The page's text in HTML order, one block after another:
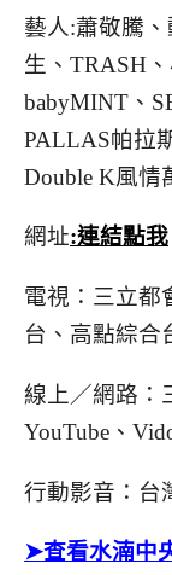
藝人:蕭敬騰
生、TRASH
babyMINT、
PALLAS帕拉
Double K風情
網址:連結點我
電視：三立都
台、高點綜合
線上／網路：
YouTube、
行動影音：台
➤查看水湳中